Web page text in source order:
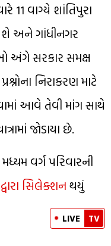
11 વાગ્યે શાંતિપુરા
અને ગાંધીનગર
અંગે સરકાર સમક્ષ
નિરાકરણ માટે
આવે તેવી માંગ સાથે
જોડાયા છે.
વર્ગ પરિવારની
સિલેક્શન થયું
LIVE TV